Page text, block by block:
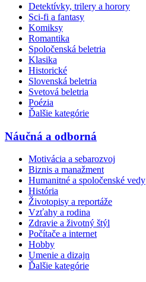
Detektívky, trilery a horory
Sci-fi a fantasy
Komiksy
Romantika
Spoločenská beletria
Klasika
Historické
Slovenská beletria
Svetová beletria
Poézia
Ďalšie kategórie
Náučná a odborná
Motivácia a sebarozvoj
Biznis a manažment
Humanitné a spoločenské vedy
História
Životopisy a reportáže
Vzťahy a rodina
Zdravie a životný štýl
Počítače a internet
Hobby
Umenie a dizajn
Ďalšie kategórie